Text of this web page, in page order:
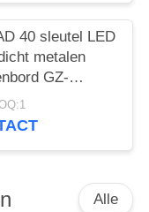
40 sleutel LED
metalen
GZ-
R232
Alle